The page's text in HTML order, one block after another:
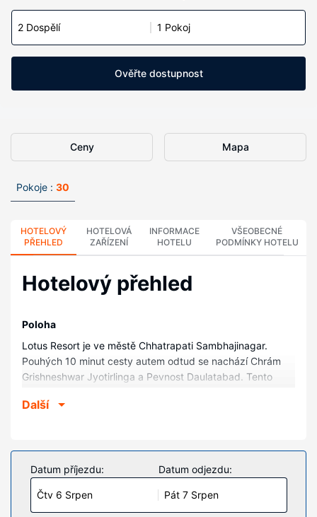
2 Dospělí 1 Pokoj
Ověřte dostupnost
Ceny Mapa
Pokoje : 30
HOTELOVÝ
PŘEHLED
HOTELOVÁ
ZAŘÍZENÍ
INFORMACE
HOTELU
VŠEOBECNÉ
PODMÍNKY HOTELU
Hotelový přehled
Poloha
Lotus Resort je ve městě Chhatrapati Sambhajinagar.
Pouhých 10 minut cesty autem odtud se nachází Chrám
Grishneshwar Jyotirlinga a Pevnost Daulatabad. Tento
a 12,1 km od Jeskyně Ellora.
V jednom z 30 klimatizovaných pokojů se budete cítit jako
doma. Spojen¡ se světem vám zajistí bezdrátový internet
zdarma.
Vybavení nemovitosti
Další
Datum příjezdu:
Čtv 6 Srpen
Datum odjezdu:
Pát 7 Srpen